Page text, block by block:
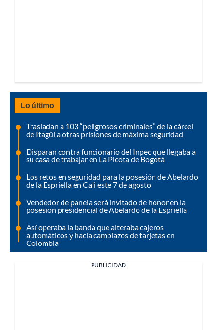
Lo último
Trasladan a 103 “peligrosos criminales” de la cárcel
de Itagüí a otras prisiones de máxima seguridad
Disparan contra funcionario del Inpec que llegaba a
su casa de trabajar en La Picota de Bogotá
Los retos en seguridad para la posesión de Abelardo
de la Espriella en Cali este 7 de agosto
Vendedor de panela será invitado de honor en la
posesión presidencial de Abelardo de la Espriella
Así operaba la banda que alteraba cajeros
automáticos y hacía cambiazos de tarjetas en
Colombia
PUBLICIDAD